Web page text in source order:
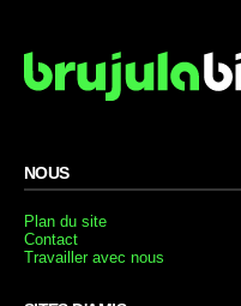
NOUS
Plan du site
Contact
Travailler avec nous